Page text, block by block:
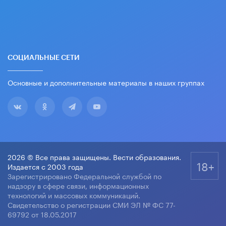
СОЦИАЛЬНЫЕ СЕТИ
Основные и дополнительные материалы в наших группах
2026 © Все права защищены. Вести образования.
Издается с 2003 года
Зарегистрировано Федеральной службой по
надзору в сфере связи, информационных
технологий и массовых коммуникаций.
Свидетельство о регистрации СМИ ЭЛ № ФС 77-
69792 от 18.05.2017
18+